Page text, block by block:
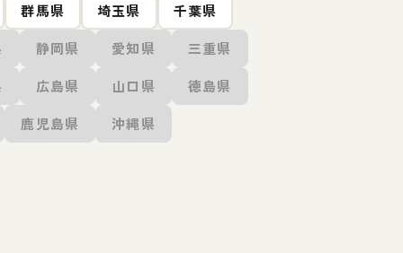
群馬県 埼玉県
千葉県
静岡県 愛知県
三重県
広島県 山口県
徳島県
鹿児島県
沖縄県